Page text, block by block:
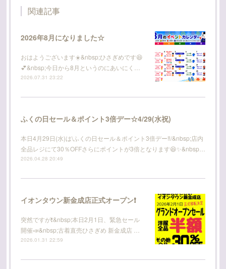
関連記事
2026年8月になりました☆
おはようございます☀️&nbsp;ひさぎめです😆
💕&nbsp;今日から8月というのにあいにく…
2026.07.31 23:22
ふくの日セール＆ポイント3倍デー☆4/29(水祝)
本日4月29日(水)は\ふくの日セール＆ポイント3倍デー‼️/&nbsp;店内
全品レジにて30％OFFさらにポイントが3倍となります😆✨&nbsp…
2026.04.28 20:49
イオンタウン新金成店正式オープン❗
突然ですが❗️&nbsp;本日2月1日、緊急セール
開催📣&nbsp;古着直売ひさぎめ 新金成店 …
2026.01.31 22:59